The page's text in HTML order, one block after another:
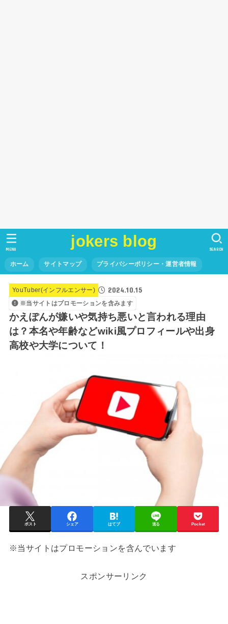
jokers blog
ホーム サイトマップ プライバシーポリシー・運営者情報
SEARCH
MENU
YouTuber(インフルエンサー) 2024.10.15
※当サイトはプロモーションを含みます
かえぽんが嫌いや気持ち悪いと言われる理由
は？本名や年齢などwiki風プロフィールや出身
高校や大学について！
ポスト シェア はてブ 送る Pocket
※当サイトはプロモーションを含んでいます
スポンサーリンク